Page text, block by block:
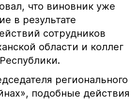
что виновник уже
в результате
сотрудников
области и коллег
регионального
подобные действия